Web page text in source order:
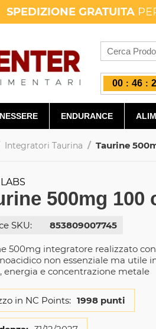
SPEDIZIONE GRATUITA
00 : 46 :
ENDURANCE
Integratori Taurina / Taurine
500mg 100
SKU: 853809007745
500mg integratore realizzato
non essenziale ma utile
energia e concentrazione metale
in NC Points: 1998 punti